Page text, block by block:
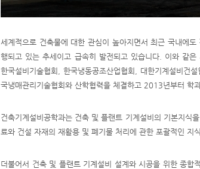
세계적으로 건축물에 대한 관심이 높아지면서 최근 국내에
행되고 있는 추세이고 급속히 발전되고 있습니다. 이와 같
한국설비기술협회, 한국냉동공조산업협회, 대한기계설비건
국냉매관리기술협회와 산학협력을 체결하고 2013년부터 학
건축기계설비공학과는 건축 및 플랜트 기계설비의 기본지식
료와 건설 자재의 재활용 및 폐기물 처리에 관한 포괄적인 지
더불어서 건축 및 플랜트 기계설비 설계와 시공을 위한 종